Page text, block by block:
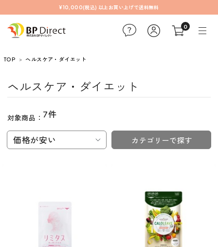
¥10,000(税込) 以上お買い上げで送料無料
0
TOP ヘルスケア・ダイエット
ヘルスケア・ダイエット
対象商品： 7件
価格が安い カテゴリーで探す